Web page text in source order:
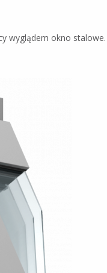
wyglądem okno stalowe.